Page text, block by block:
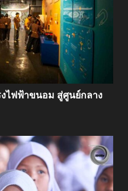
งไฟฟ้าขนอม สู่ศูนย์กลาง